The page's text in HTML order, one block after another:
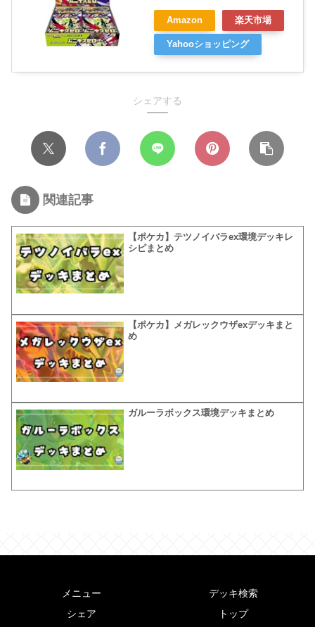
Amazon 楽天市場
Yahooショッピング
シェアする
関連記事
【ポケカ】テツノイバラex環境デッキレ
シピまとめ
【ポケカ】メガレックウザexデッキまと
め
ガルーラボックス環境デッキまとめ
メニュー
デッキ検索
シェア
トップ